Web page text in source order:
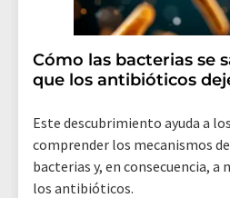
Cómo las bacterias se
que los antibióticos
Este descubrimiento ayuda a
comprender los mecanismos
bacterias y, en consecuencia, a
los antibióticos.